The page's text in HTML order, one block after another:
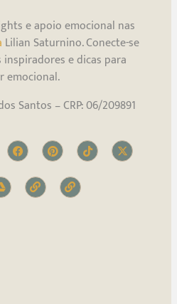
e apoio emocional nas
Lilian Saturnino. Conecte-se
e dicas para
emocional.
Santos – CRP: 06/209891